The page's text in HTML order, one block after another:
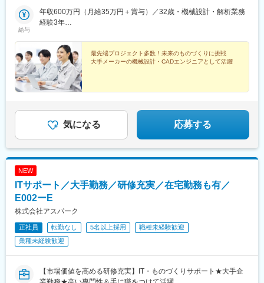
駅、西辛島町駅、市民広場駅、三滝駅、舟入本町駅、花田口駅、
麻布十番駅、大国町駅、桃山御陵前駅、野田駅(阪神線)、肥後橋
前、五島町駅
中国エリア（広島、岡山、愛媛など）■東北エリア（宮城、福島な
ど）■北信越エリア（石川、福井、富山、新潟、長野など）のプロ
勤は、基本的には本人が希望する場合以外ありません※受動喫煙防
止対策：オフィス内全面禁煙
線)、インテック本社前駅、烏丸駅、三宮駅(神戸新交通)、山陽姫
路駅、岡山駅、八丁堀駅(広島県)、高松駅(香川県)、天神駅、花畑
尾駅、水島駅、通津駅、福山駅、岩国駅、可部駅、横川駅(広島
県)、東広島駅、山西駅、本町六丁目駅、金川駅、東野駅(京都
府)、東山・おかでんミュージアム駅、衣山駅、山麓駅(皿倉山)、
堺筋本町駅、鷹野橋駅、堺駅、比治山下駅、広域公園前駅、横川
一丁目駅、錦糸町駅、検見川浜駅、本町駅、津守駅、中野東駅、
六本木駅、伊予大洲駅、福駅、芦原橋駅、桃山駅、野田阪神駅、
東比恵駅、渡辺橋駅、淀屋橋駅、鶴崎駅、西小倉駅、二島駅、今
池駅(福岡県)、上鳥羽口駅、竹下駅、小森江駅、甘木駅(西鉄線)、
広畑駅、住ノ江駅、江波駅、八本松駅、矢場町駅、大船駅、新羽
駅、油田駅、五井駅、門出駅、洛西口駅、小舞子駅、黒川駅(愛知
羽駅、峰駅、陸前落合駅、センター南駅、北四番丁駅、稲永駅、
岡本駅(栃木県)、笠寺駅、村井駅、茅野駅、本山駅(愛知県)、さが
駅、徳山駅、周防下郷駅、道ノ尾駅、大波止駅、喜々津駅、国母
駅、松江駅、伊賀屋駅、弥生が丘駅、宮崎駅、南鹿児島駅、さっ
ぽろ駅、青葉通一番町駅、千葉駅、虎ノ門駅、神奈川駅、市役所
前駅(長野県)、新静岡駅、第一通り駅、近鉄名古屋駅、金沢駅、中
崎町駅、オークスカナルパークホテル富山前、四条駅(京都市営)、
神戸三宮駅(阪神)、姫路駅、岡山駅前駅、胡町駅、高松築港駅、天
神南駅、辛島町駅、南公園駅、湊川駅、小路駅、常盤駅(岡山県)、
給与
年収600万円（月給35万円＋賞与）／32歳・機械設計・解析業務
経験3年
験7年
最先端プロジェクト多数！未来のものづくりに挑戦
大手メーカーの機械設計・CADエンジニアとして活躍
気になる 応募する
NEW
ITサポート／大手勤務／研修充実／在宅勤務も有／
E002ーE
株式会社アスパーク
正社員 転勤なし 5名以上採用
職種未経験歓迎
業種未経験歓迎
【市場価値を高める研修充実】IT・ものづくりサポート★大手企